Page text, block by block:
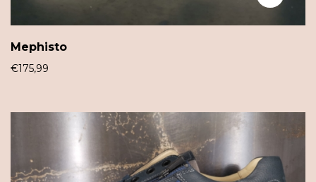
Mephisto
€175,99